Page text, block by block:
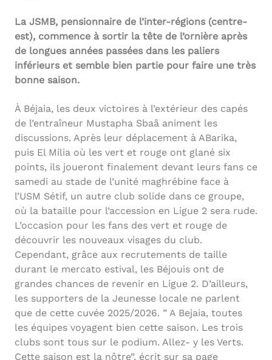
La JSMB, pensionnaire de l’inter-régions (centre-
est), commence à sortir la tête de l’ornière après
de longues années passées dans les paliers
inférieurs et semble bien partie pour faire une très
bonne saison.
À Béjaia, les deux victoires à l’extérieur des capés
de l’entraîneur Mustapha Sbaâ animent les
discussions. Après leur déplacement à ABarika,
puis El Milia où les vert et rouge ont glané six
points, ils joueront finalement devant leurs fans ce
samedi au stade de l’unité maghrébine face à
l’USM Sétif, un autre club solide dans ce groupe,
où la bataille pour l’accession en Ligue 2 sera rude.
L’occasion pour les fans des vert et rouge de
découvrir les nouveaux visages du club.
Cependant, grâce aux recrutements de taille
durant le mercato estival, les Béjouis ont de
grandes chances de revenir en Ligue 2. D’ailleurs,
les supporters de la Jeunesse locale ne parlent
que de cette cuvée 2025/2026. ” A Bejaia, toutes
les équipes voyagent bien cette saison. Les trois
clubs sont tous sur le podium. Allez- y les Verts.
Cette saison est la nôtre”, écrit sur sa page